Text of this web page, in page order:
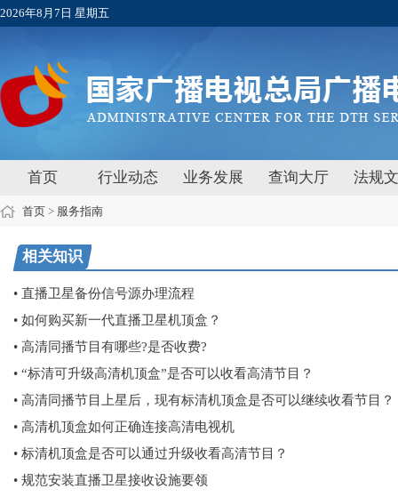
2026年8月7日 星期五
首页 行业动态 业务发展 查询大厅 法规
首页 > 服务指南
相关知识
• 直播卫星备份信号源办理流程
• 如何购买新一代直播卫星机顶盒？
• 高清同播节目有哪些?是否收费?
• “标清可升级高清机顶盒”是否可以收看高清节目？
• 高清同播节目上星后，现有标清机顶盒是否可以继续收看节目？
• 高清机顶盒如何正确连接高清电视机
• 标清机顶盒是否可以通过升级收看高清节目？
• 规范安装直播卫星接收设施要领